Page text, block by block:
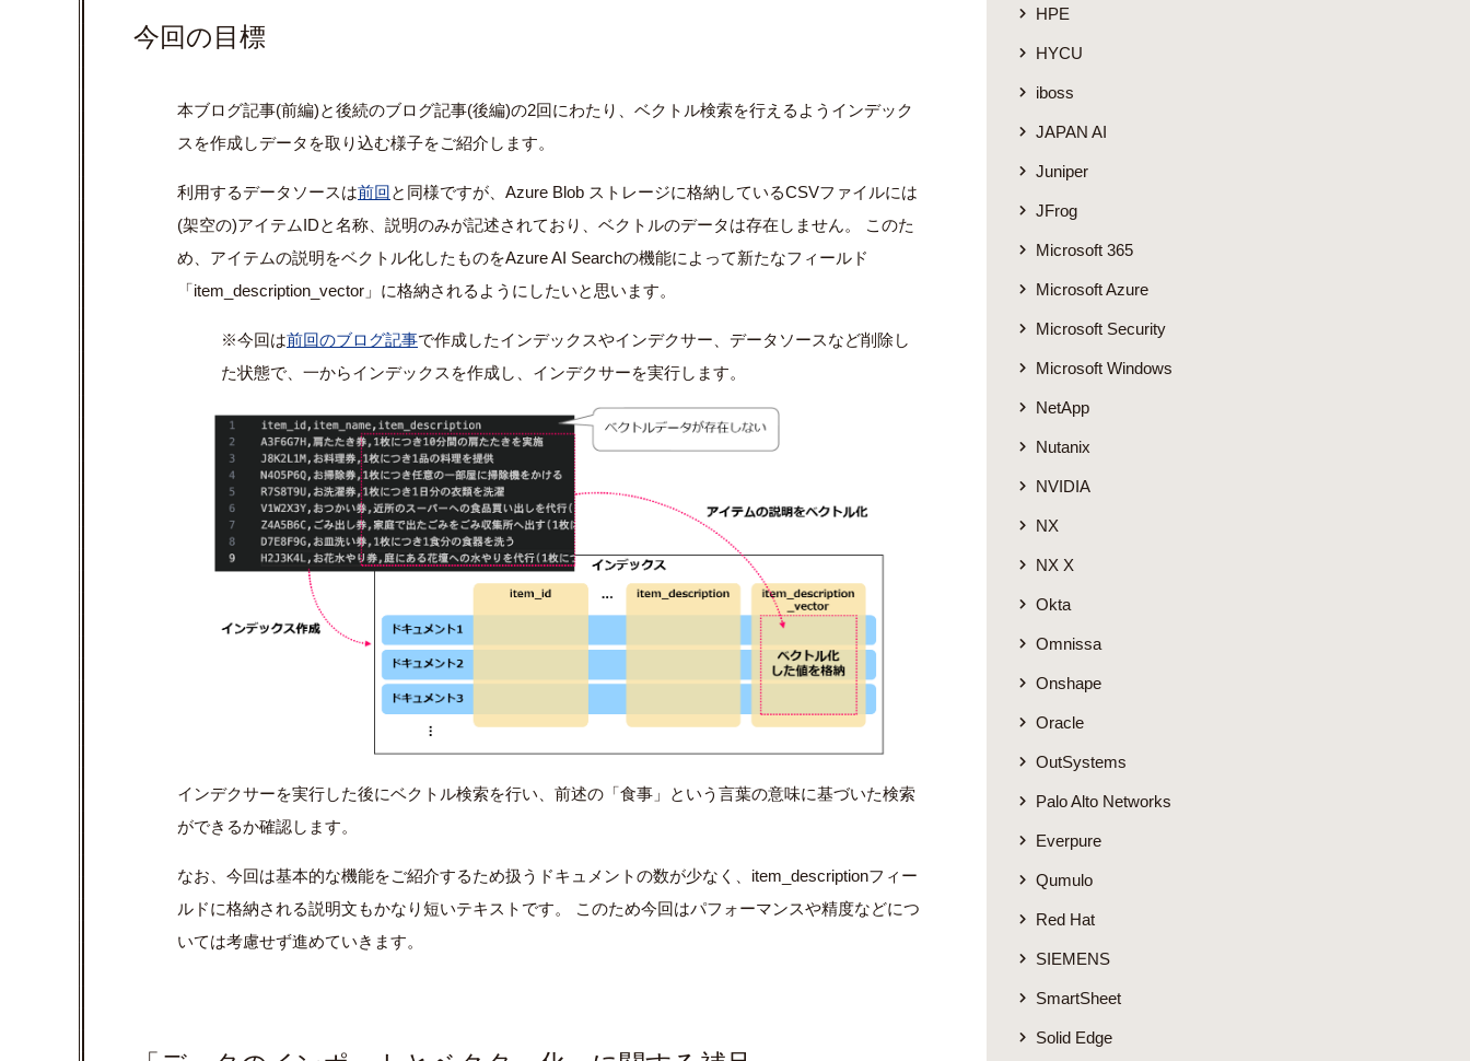
今回の目標
本ブログ記事(前編)と後続のブログ記事(後編)の2回にわたり、ベクトル検索を行えるようインデック
スを作成しデータを取り込む様子をご紹介します。
利用するデータソースは前回と同様ですが、 Azure Blob ストレージに格納しているCSVファイルには
(架空の)アイテムIDと名称、説明のみが記述されており、ベクトルのデータは存在しません。 このた
め、アイテムの説明をベクトル化したものをAzure AI Searchの機能によって新たなフィールド
「item_description_vector 」に格納されるようにしたいと思います。
※今回は前回のブログ記事で作成したインデックスやインデクサー、データソースなど削除し
た状態で、一からインデックスを作成し、インデクサーを実行します。
インデクサーを実行した後にベクトル検索を行い、前述の「食事」という言葉の意味に基づいた検索
ができるか確認します。
なお、今回は基本的な機能をご紹介するため扱うドキュメントの数が少なく、 item_descriptionフィー
ルドに格納される説明文もかなり短いテキストです。 このため今回はパフォーマンスや精度などにつ
いては考慮せず進めていきます。
HPE
HYCU
iboss
JAPAN AI
Juniper
JFrog
Microsoft 365
Microsoft Azure
Microsoft Security
Microsoft Windows
NetApp
Nutanix
NVIDIA
NX
NX X
Okta
Omnissa
Onshape
Oracle
OutSystems
Palo Alto Networks
Everpure
Qumulo
Red Hat
SIEMENS
SmartSheet
Solid Edge